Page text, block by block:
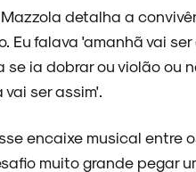
detalha a
Eu falava 'amanhã vai
ia dobrar ou violão ou
ser assim'.
encaixe musical entre
muito grande pegar